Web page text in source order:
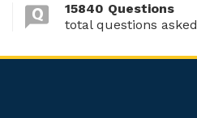
15840 Questions
total questions asked